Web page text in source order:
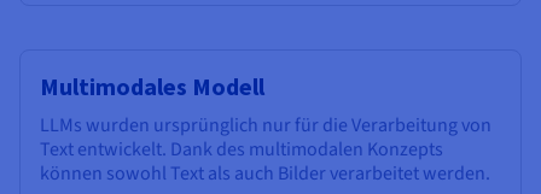
Multimodales Modell
LLMs wurden ursprünglich nur für die Verarbeitung von
Text entwickelt. Dank des multimodalen Konzepts
können sowohl Text als auch Bilder verarbeitet werden.